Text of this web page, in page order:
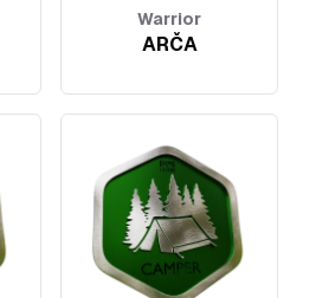
Warrior
ARČA